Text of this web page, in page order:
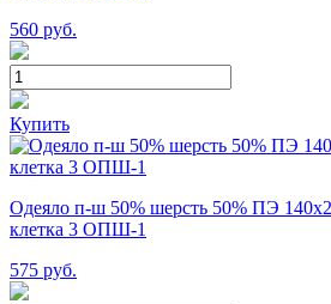
560 руб.
Купить
Одеяло п-ш 50% шерсть 50% ПЭ
клетка 3 ОПШ-1
575 руб.